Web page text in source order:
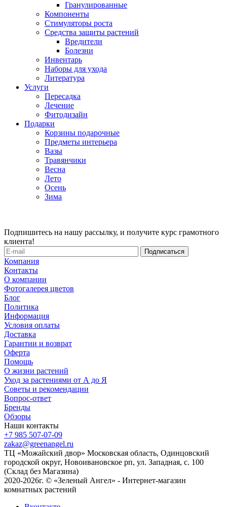
Гранулированные
Компоненты
Стимуляторы роста
Средства защиты растений
Вредители
Болезни
Инвентарь
Наборы для ухода
Литература
Услуги
Пересадка
Лечение
Фитодизайн
Подарки
Корзины подарочные
Предметы интерьера
Вазы
Травянчики
Весна
Лето
Осень
Зима
Подпишитесь на нашу рассылку, и получите курс грамотного
клиента!
Компания
Контакты
О компании
Фотогалерея цветов
Блог
Политика
Информация
Условия оплаты
Доставка
Гарантии и возврат
Оферта
Помощь
О жизни растений
Уход за растениями от А до Я
Советы и рекомендации
Вопрос-ответ
Бренды
Обзоры
Наши контакты
+7 985 507-07-09
zakaz@greenangel.ru
ТЦ «Можайский двор» Московская область, Одинцовский
городской округ, Новоивановское рп, ул. Западная, с. 100
(Склад без Магазина)
2020-2026г. © «Зеленый Ангел» - Интернет-магазин
комнатных растений